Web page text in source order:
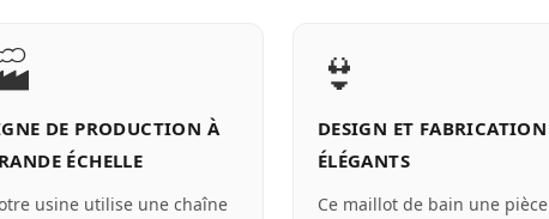
DE PRODUCTION À
ÉCHELLE
usine utilise une chaîne
👙
DESIGN ET FABRICATION
ÉLÉGANTS
Ce maillot de bain une pièce